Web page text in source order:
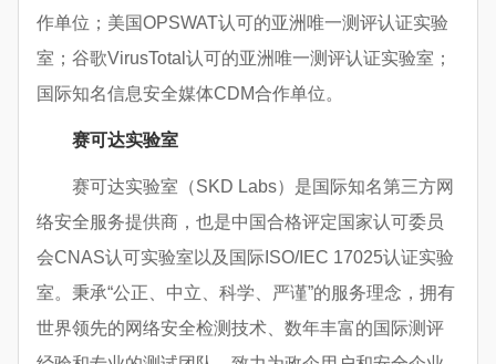
作单位；美国OPSWAT认可的亚洲唯一测评认证实验
室；谷歌VirusTotal认可的亚洲唯一测评认证实验室；
国际知名信息安全媒体CDM合作单位。
赛可达实验室
赛可达实验室（SKD Labs）是国际知名第三方网
络安全服务提供商，也是中国合格评定国家认可委员
会CNAS认可实验室以及国际ISO/IEC 17025认证实验
室。秉承“公正、中立、科学、严谨”的服务理念，拥有
世界领先的网络安全检测技术、数年丰富的国际测评